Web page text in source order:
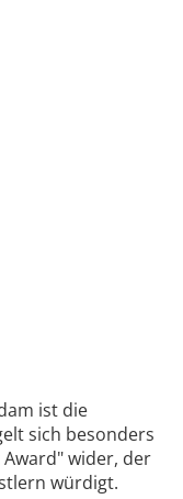
ist die
sich besonders
wider, der
würdigt.